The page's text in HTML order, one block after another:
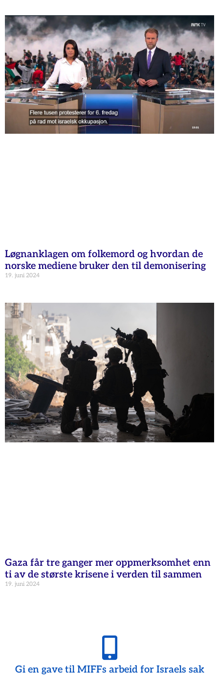
Løgnanklagen om folkemord og hvordan de
norske mediene bruker den til demonisering
19. juni 2024
Gaza får tre ganger mer oppmerksomhet enn
ti av de største krisene i verden til sammen
19. juni 2024
Gi en gave til MIFFs arbeid for Israels sak